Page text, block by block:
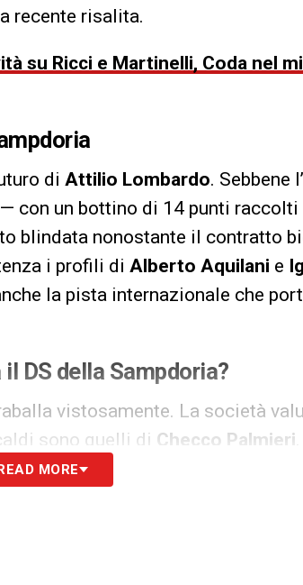
recente risalita.
su Ricci e Martinelli, Coda nel
di Attilio Lombardo. Sebbene
con un bottino di 14 punti raccolti
blindata nonostante il contratto
i profili di Alberto Aquilani e
la pista internazionale che
DS della Sampdoria?
vistosamente. La società
sono quelli di Checco Palmieri
MORE